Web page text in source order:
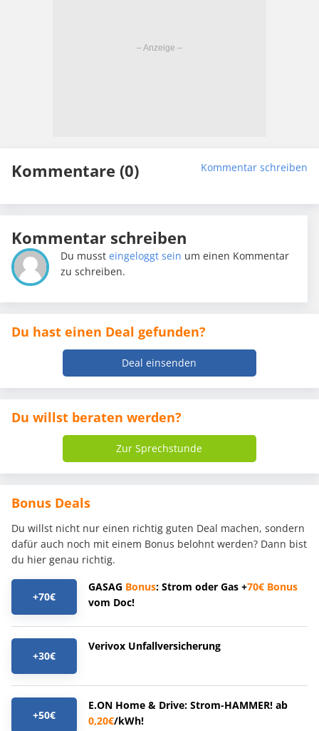
Kommentare (0) Kommentar schreiben
Kommentar schreiben
Du mussteingeloggt sein um einen Kommentar
zu schreiben.
Du hast einen Deal gefunden?
Deal einsenden
Du willst beraten werden?
Zur Sprechstunde
Bonus Deals
Du willst nicht nur einen richtig guten Deal machen, sondern
dafür auch noch mit einem Bonus belohnt werden? Dann bist
du hier genau richtig.
+70€
GASAG Bonus: Strom oder Gas +70€ Bonus
vom Doc!
+30€
Verivox Unfallversicherung
+50€
E.ON Home & Drive: Strom-HAMMER! ab
0,20€/kWh!